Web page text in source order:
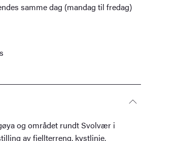
samme dag (mandag til fredag)
og området rundt Svolvær i
av fjellterreng, kystlinje,